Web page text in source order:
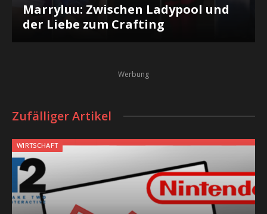
Marryluu: Zwischen Ladypool und
der Liebe zum Crafting
Werbung
Zufälliger Artikel
WIRTSCHAFT